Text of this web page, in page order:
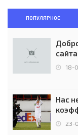
ПОПУЛЯРНОЕ
18-
Нас
23-